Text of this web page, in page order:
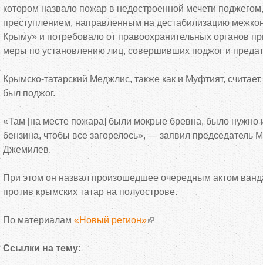
котором назвало пожар в недостроенной мечети
преступлением, направленным на дестабилизацию
Крыму» и потребовало от правоохранительных органов
меры по установлению лиц, совершивших поджог и
Крымско-татарский Меджлис, также как и Муфтият,
был поджог.
«Там [на месте пожара] были мокрые бревна, было нужно
бензина, чтобы все загорелось», — заявил председатель
Джемилев.
При этом он назвал произошедшее очередным актом
против крымских татар на полуострове.
По материалам «Новый регион»
Ссылки на тему: